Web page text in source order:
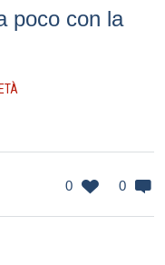
poco con la
0 0